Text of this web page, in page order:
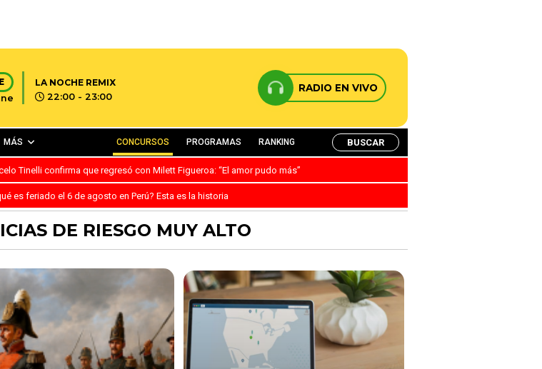
LA NOCHE REMIX
22:00 - 23:00
RADIO EN VIVO
MÁS CONCURSOS PROGRAMAS RANKING BUSCAR
Tinelli confirma que regresó con Milett Figueroa: “El amor pudo más”
es feriado el 6 de agosto en Perú? Esta es la historia
DE RIESGO MUY ALTO